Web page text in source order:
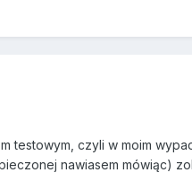
testowym, czyli w moim
nawiasem mówiąc)